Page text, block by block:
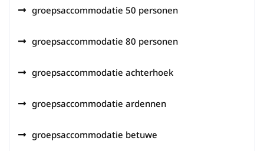
groepsaccommodatie 50 personen
groepsaccommodatie 80 personen
groepsaccommodatie achterhoek
groepsaccommodatie ardennen
groepsaccommodatie betuwe